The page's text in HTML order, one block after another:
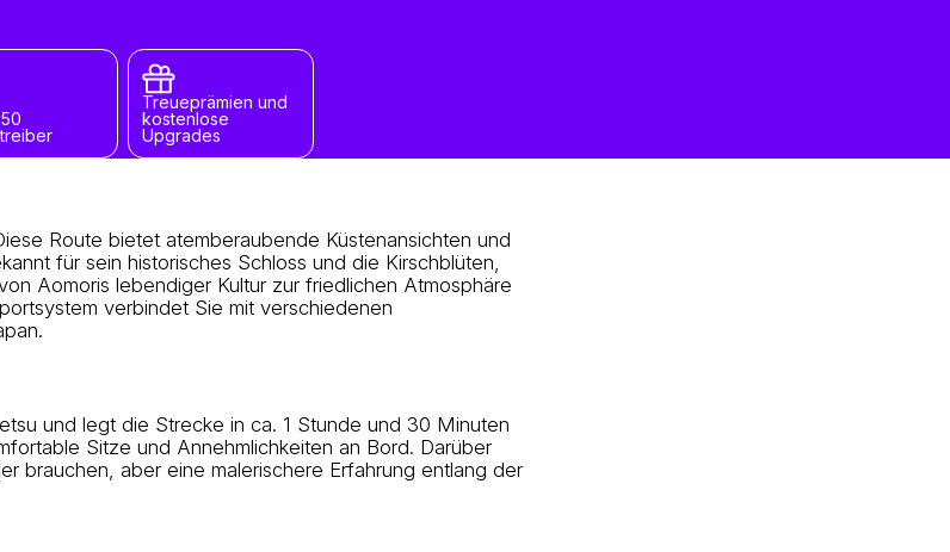
Treueprämien und
kostenlose
Upgrades
Route bietet atemberaubende Küstenansichten und
für sein historisches Schloss und die Kirschblüten,
Aomoris lebendiger Kultur zur friedlichen Atmosphäre
verbindet Sie mit verschiedenen
und legt die Strecke in ca. 1 Stunde und 30 Minuten
Sitze und Annehmlichkeiten an Bord. Darüber
brauchen, aber eine malerischere Erfahrung entlang der